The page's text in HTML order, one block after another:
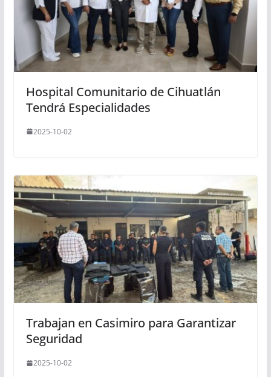
Hospital Comunitario de Cihuatlán
Tendrá Especialidades
2025-10-02
Trabajan en Casimiro para Garantizar
Seguridad
2025-10-02